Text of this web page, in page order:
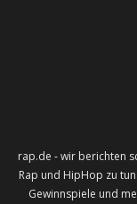
rap.de - wir berichten
Rap und HipHop zu
Gewinnspiele und